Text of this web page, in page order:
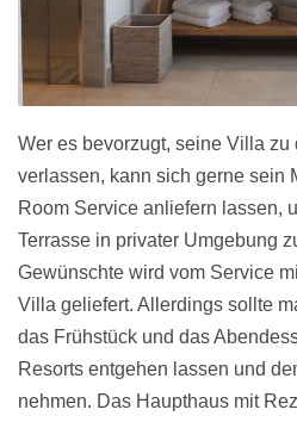
Wer es bevorzugt, seine Villa
verlassen, kann sich gerne sein
Room Service anliefern lassen,
Terrasse in privater Umgebung
Gewünschte wird vom Service
Villa geliefert. Allerdings sollte
das Frühstück und das
Resorts entgehen lassen und
nehmen. Das Haupthaus mit